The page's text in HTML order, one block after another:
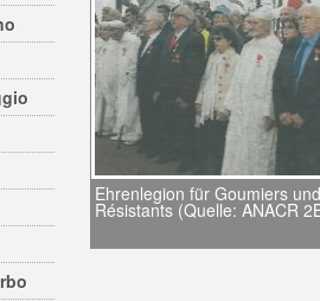
Ehrenlegion für Goumiers und
Résistants (Quelle: ANACR